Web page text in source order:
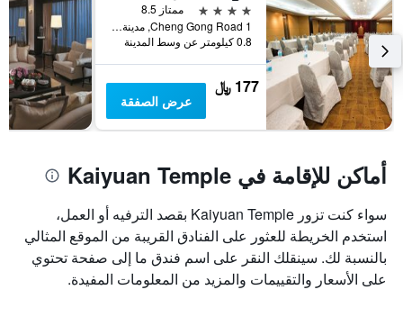
4 نجوم
ممتاز 8.5
1 Cheng Gong Road, مدينة تاينان, تايوان
0.8 كيلومتر عن وسط المدينة
177 ﷼
عرض الصفقة
أماكن للإقامة في Kaiyuan Temple
سواء كنت تزور Kaiyuan Temple بقصد الترفيه أو العمل،
استخدم الخريطة للعثور على الفنادق القريبة من الموقع المثالي
بالنسبة لك. سينقلك النقر على اسم فندق ما إلى صفحة تحتوي
على الأسعار والتقييمات والمزيد من المعلومات المفيدة.